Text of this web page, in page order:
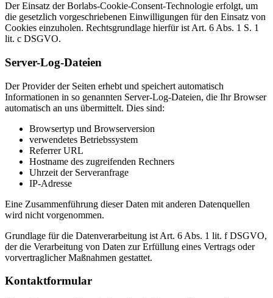
Der Einsatz der Borlabs-Cookie-Consent-Technologie erfolgt, um
die gesetzlich vorgeschriebenen Einwilligungen für den Einsatz von
Cookies einzuholen. Rechtsgrundlage hierfür ist Art. 6 Abs. 1 S. 1
lit. c DSGVO.
Server-Log-Dateien
Der Provider der Seiten erhebt und speichert automatisch
Informationen in so genannten Server-Log-Dateien, die Ihr Browser
automatisch an uns übermittelt. Dies sind:
Browsertyp und Browserversion
verwendetes Betriebssystem
Referrer URL
Hostname des zugreifenden Rechners
Uhrzeit der Serveranfrage
IP-Adresse
Eine Zusammenführung dieser Daten mit anderen Datenquellen
wird nicht vorgenommen.
Grundlage für die Datenverarbeitung ist Art. 6 Abs. 1 lit. f DSGVO,
der die Verarbeitung von Daten zur Erfüllung eines Vertrags oder
vorvertraglicher Maßnahmen gestattet.
Kontaktformular